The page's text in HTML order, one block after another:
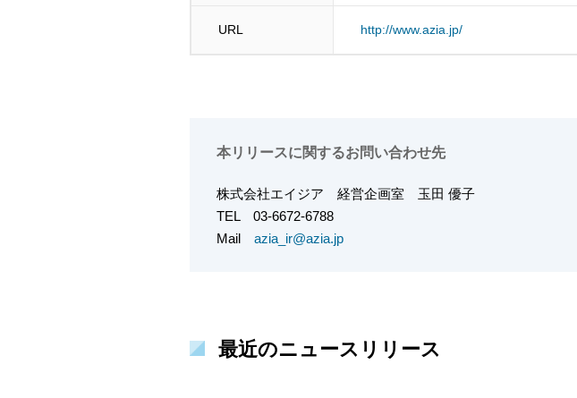
URL http://www.azia.jp/
本リリースに関するお問い合わせ先
株式会社エイジア 経営企画室 玉田 優子
TEL 03-6672-6788
Mail azia_ir@azia.jp
最近のニュースリリース